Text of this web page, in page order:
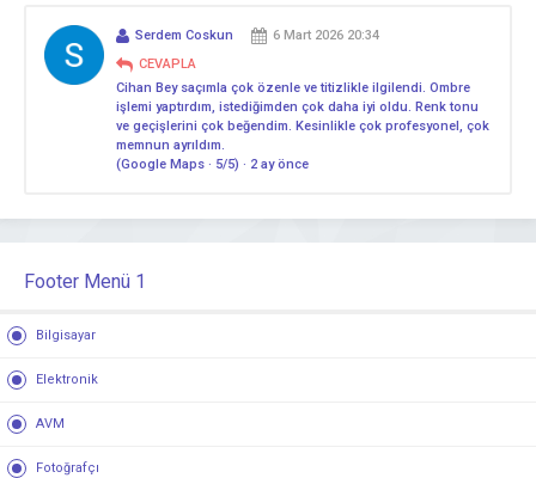
Serdem Coskun
6 Mart 2026 20:34
CEVAPLA
Cihan Bey saçımla çok özenle ve titizlikle ilgilendi. Ombre
işlemi yaptırdım, istediğimden çok daha iyi oldu. Renk tonu
ve geçişlerini çok beğendim. Kesinlikle çok profesyonel, çok
memnun ayrıldım.
(Google Maps · 5/5) · 2 ay önce
Footer Menü 1
Bilgisayar
Elektronik
AVM
Fotoğrafçı